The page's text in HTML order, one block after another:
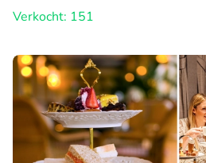
Verkocht: 151